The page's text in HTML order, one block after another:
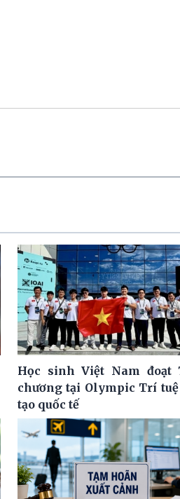
Học sinh Việt Nam đoạt
chương tại Olympic Trí
tạo quốc tế